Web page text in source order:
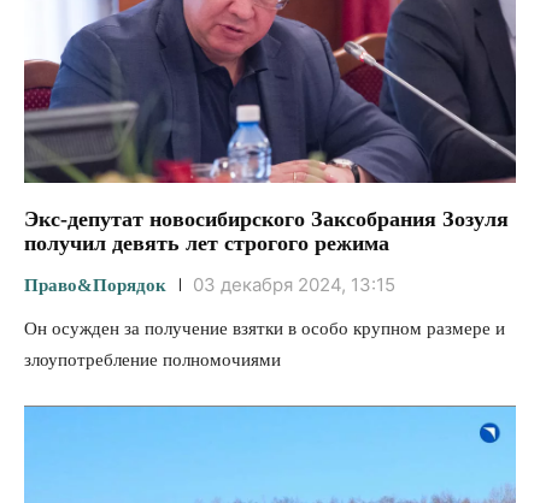
Экс-депутат новосибирского Заксобрания Зозуля
получил девять лет строгого режима
Право&Порядок 03 декабря 2024, 13:15
Он осужден за получение взятки в особо крупном размере и
злоупотребление полномочиями